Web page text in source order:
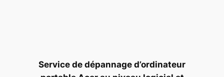
Service de dépannage d’ordinateur